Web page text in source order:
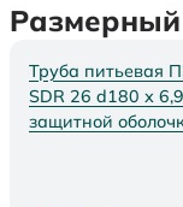
Труба питьевая
SDR 26 d180 х
защитной